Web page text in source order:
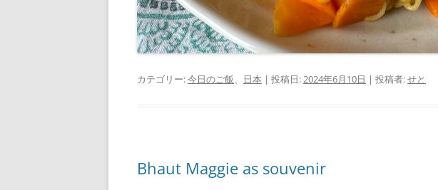
カテゴリー:今日のご飯、 日本 | 投稿日:2024年6月10日 | 投稿者:せと
Bhaut Maggie as souvenir